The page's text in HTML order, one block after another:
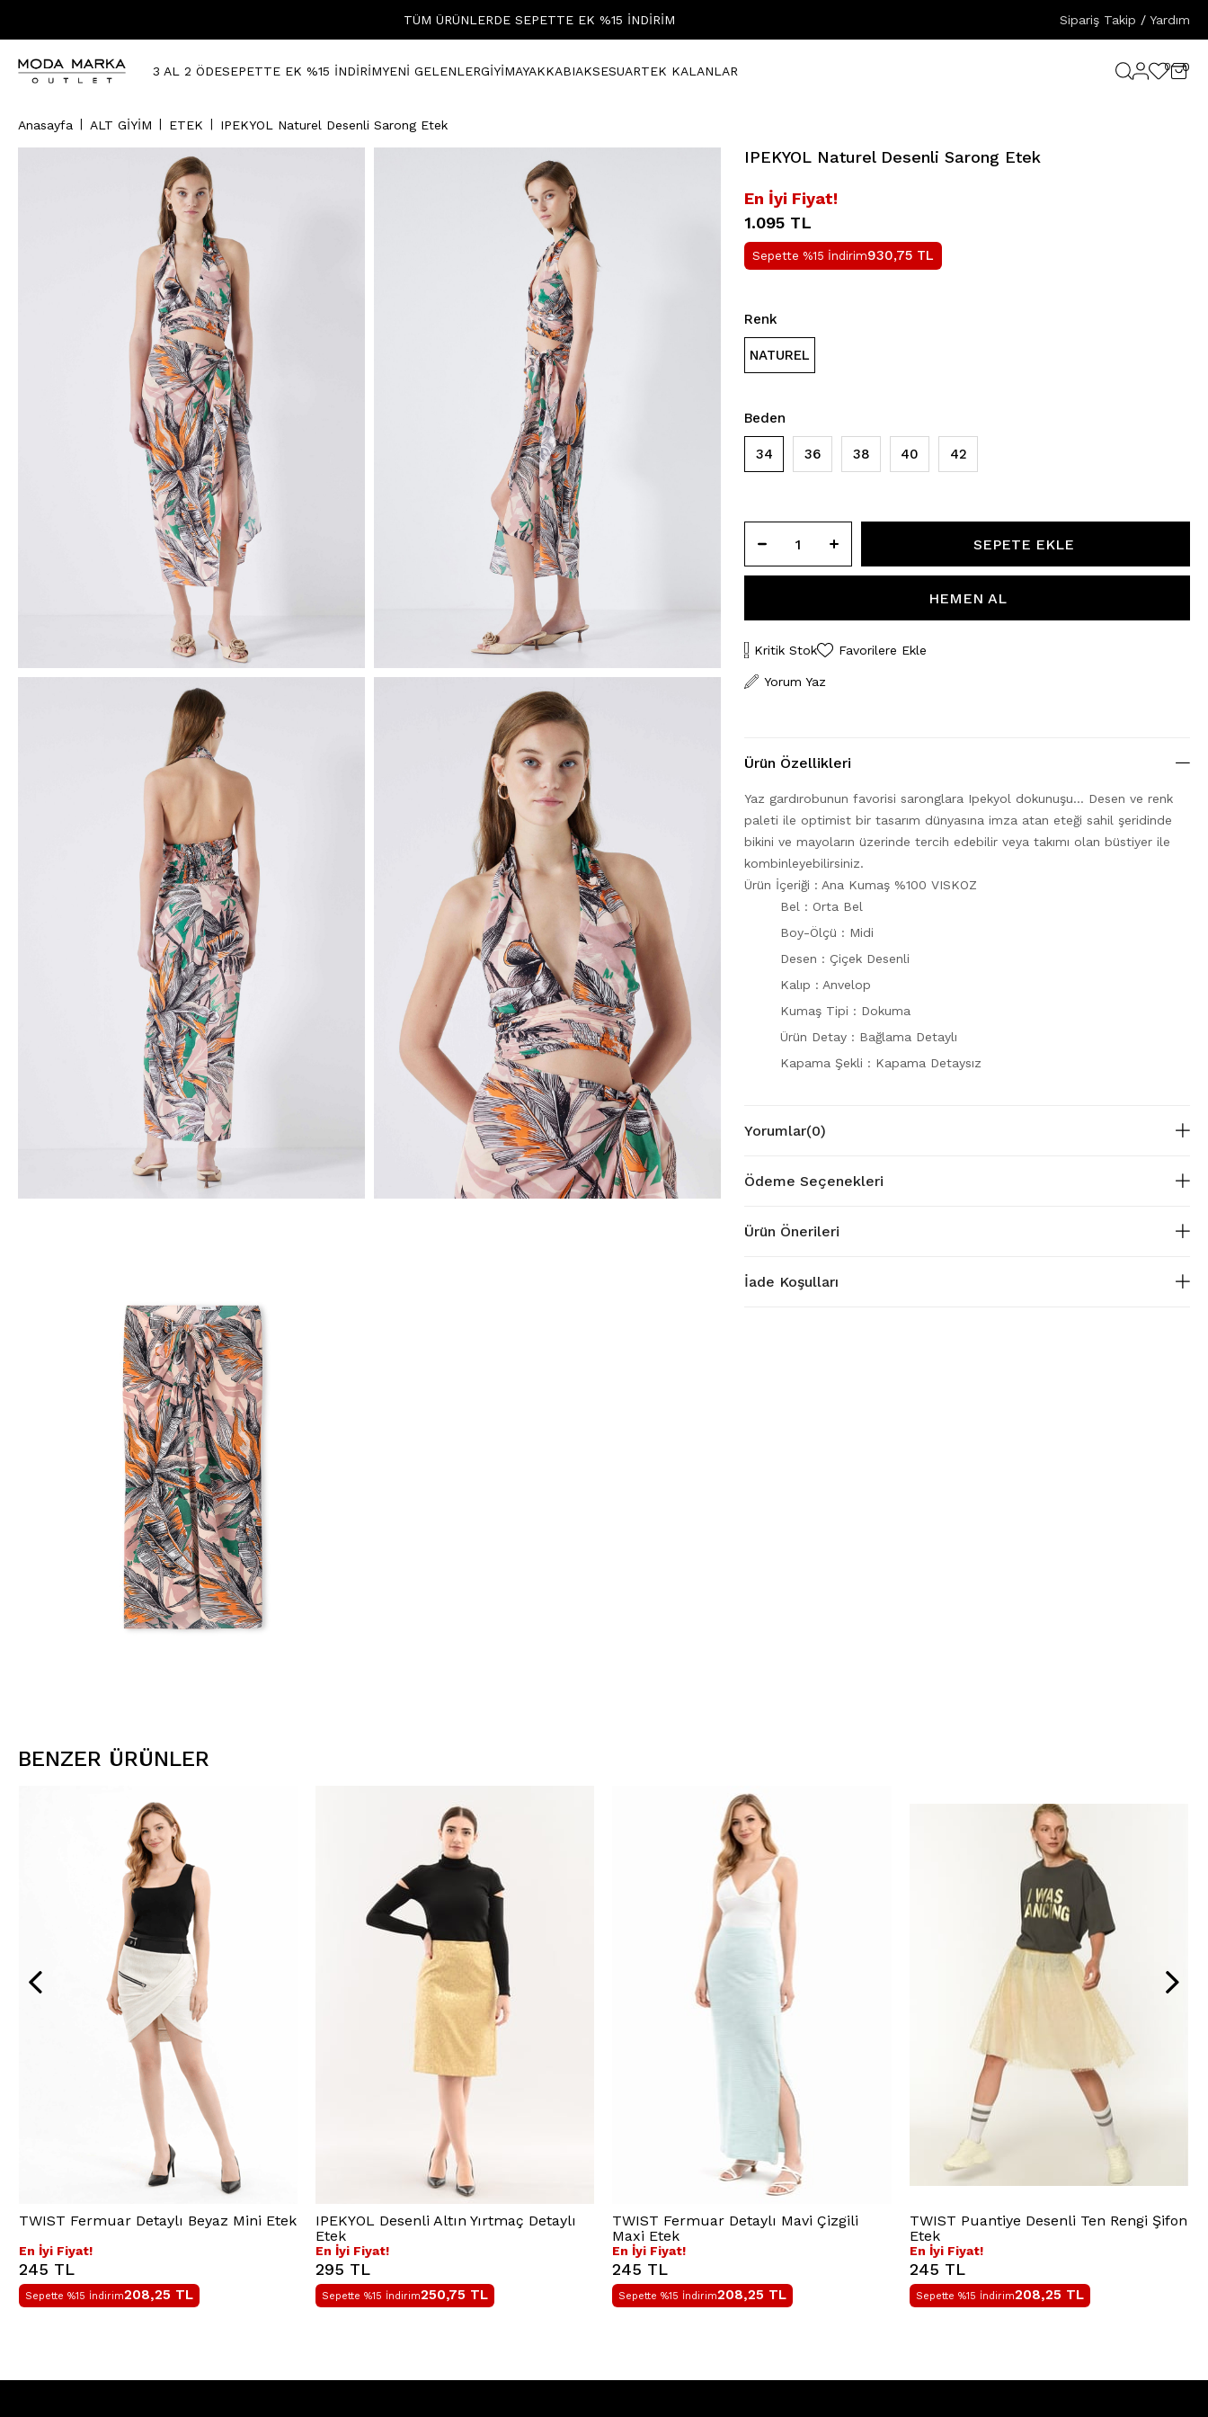
TÜM ÜRÜNLERDE SEPETTE EK %15 İNDİRİM Sipariş Takip / Yardım
3 AL 2 ÖDESEPETTE EK %15 İNDİRİMYENİ GELENLERGİYİMAYAKKABIAKSESUARTEK KALANLAR 0 0
Anasayfa ALT GİYİM ETEK IPEKYOL Naturel Desenli Sarong Etek
IPEKYOL Naturel Desenli Sarong Etek
En İyi Fiyat!
1.095 TL
Sepette %15 İndirim930,75 TL
Renk
NATUREL
Beden
34 36 38 40 42
Kritik Stok Favorilere Ekle
Yorum Yaz
Ürün Özellikleri
Yaz gardırobunun favorisi saronglara Ipekyol dokunuşu… Desen ve renk
paleti ile optimist bir tasarım dünyasına imza atan eteği sahil şeridinde
bikini ve mayoların üzerinde tercih edebilir veya takımı olan büstiyer ile
kombinleyebilirsiniz.
Ürün İçeriği : Ana Kumaş %100 VISKOZ
Bel : Orta Bel
Boy-Ölçü : Midi
Desen : Çiçek Desenli
Kalıp : Anvelop
Kumaş Tipi : Dokuma
Ürün Detay : Bağlama Detaylı
Kapama Şekli : Kapama Detaysız
Yorumlar(0)
Ödeme Seçenekleri
Ürün Önerileri
İade Koşulları
BENZER ÜRÜNLER
TWIST Fermuar Detaylı Beyaz Mini Etek
En İyi Fiyat!
245 TL
Sepette %15 İndirim208,25 TL
IPEKYOL Desenli Altın Yırtmaç Detaylı
Etek
En İyi Fiyat!
295 TL
Sepette %15 İndirim250,75 TL
TWIST Fermuar Detaylı Mavi Çizgili
Maxi Etek
En İyi Fiyat!
245 TL
Sepette %15 İndirim208,25 TL
TWIST Puantiye Desenli Ten Rengi Şifon
Etek
En İyi Fiyat!
245 TL
Sepette %15 İndirim208,25 TL